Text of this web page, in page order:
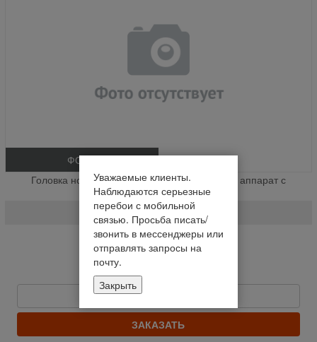
ФОТО
Головка ножа ( основание ) Вектор ( Режущ. аппарат с
редуктором типа Шумахер ) (шт.)
081.27.02.020
Нет в наличии
Уведомить о наличии
950,77 руб
Быстрый заказ
ЗАКАЗАТЬ
Уважаемые клиенты.
Наблюдаются серьезные
перебои с мобильной
связью. Просьба писать/
звонить в мессенджеры или
отправлять запросы на
почту.
Закрыть